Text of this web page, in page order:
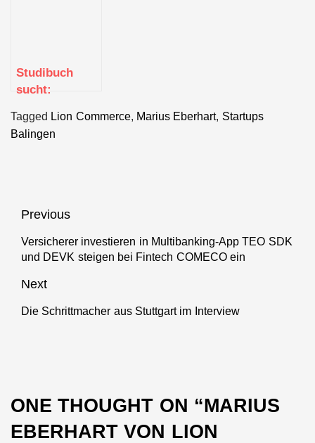
Studibuch
sucht:
Marketing E-
Commerce
Tagged Lion Commerce, Marius Eberhart, Startups
Balingen
Beitragsnavigation
Previous
Previous
post:
Versicherer investieren in Multibanking-App TEO SDK
und DEVK steigen bei Fintech COMECO ein
Next
Next
Die Schrittmacher aus Stuttgart im Interview
ONE THOUGHT ON “MARIUS
EBERHART VON LION